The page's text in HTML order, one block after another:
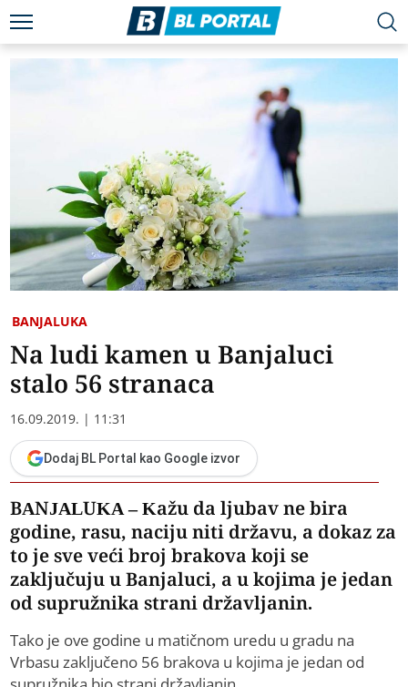
BANJALUKA
Na ludi kamen u Banjaluci
stalo 56 stranaca
16.09.2019. | 11:31
Dodaj BL Portal kao Google izvor
BANJALUKA – Kažu da ljubav ne bira
godine, rasu, naciju niti državu, a dokaz za
to je sve veći broj brakova koji se
zaključuju u Banjaluci, a u kojima je jedan
od supružnika strani državljanin.
Tako je ove godine u matičnom uredu u gradu na
Vrbasu zaključeno 56 brakova u kojima je jedan od